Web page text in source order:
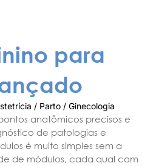
para
/ Parto / Ginecologia
anatômicos precisos e
de patologias e
é muito simples sem a
de módulos, cada qual com